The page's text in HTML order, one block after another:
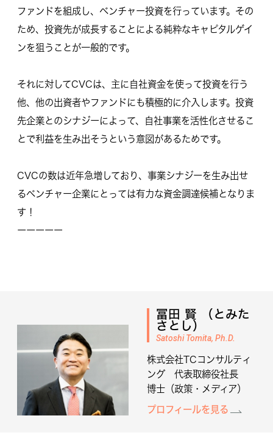
ファンドを組成し、ベンチャー投資を行っています。その
ため、投資先が成長することによる純粋なキャピタルゲイ
ンを狙うことが一般的です。
それに対してCVCは、主に自社資金を使って投資を行う
他、他の出資者やファンドにも積極的に介入します。 投資
先企業とのシナジーによって、自社事業を活性化させるこ
とで利益を生み出そうという意図があるためです。
CVCの数は近年急増しており、事業シナジーを生み出せ
るベンチャー企業にとっては有力な資金調達候補となりま
す！
ーーーーー
冨田 賢 （とみた
さとし）
Satoshi Tomita, Ph.D.
株式会社TCコンサルティ
ング 代表取締役社長
博士（政策・メディア）
プロフィールを見る